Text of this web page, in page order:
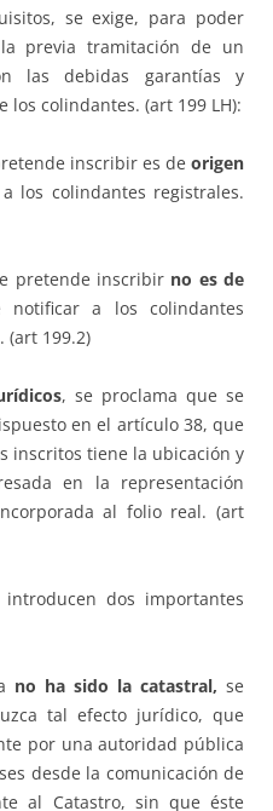
se exige, para poder
previa tramitación de un
las debidas garantías y
colindantes. (art 199 LH):
inscribir es de origen
los colindantes registrales.
pretende inscribir no es de
a los colindantes
(art 199.2)
, se proclama que se
en el artículo 38, que
inscritos tiene la ubicación y
en la representación
al folio real. (art
dos importantes
no ha sido la catastral, se
tal efecto jurídico, que
por una autoridad pública
desde la comunicación de
al Catastro, sin que éste